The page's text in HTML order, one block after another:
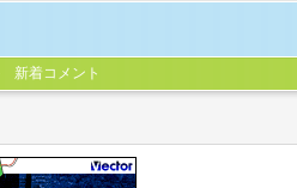
新着コメント